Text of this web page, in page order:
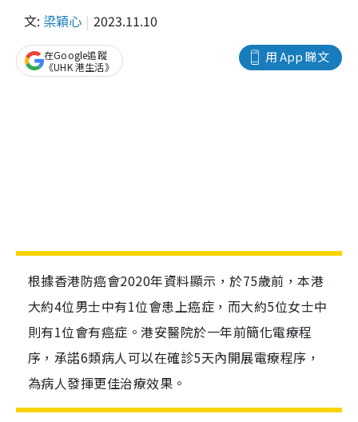
文: 梁穎心 2023.11.10
用 App 睇文
在Google追蹤
《UHK 港生活》
根據香港防癌會2020年資料顯示，於75歲前，本港
大約4位男士中有1位會患上癌症，而大約5位女士中
則有1位會有癌症。港安醫院於一年前簡化電療程
序，承諾6類病人可以在確診5天內開展電療程序，
為病人發揮更佳治療效果。